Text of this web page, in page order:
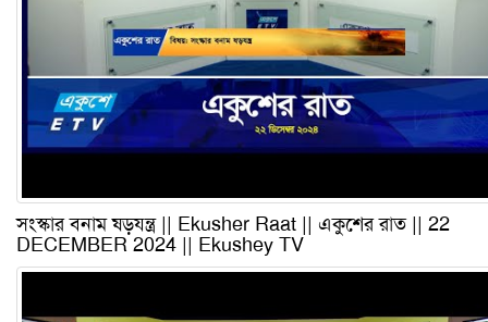
সংস্কার বনাম ষড়যন্ত্র || Ekusher Raat || একুশের রাত || 22
DECEMBER 2024 || Ekushey TV